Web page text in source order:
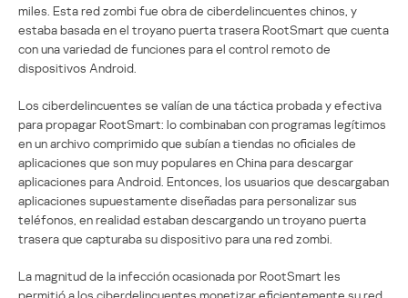
miles. Esta red zombi fue obra de ciberdelincuentes chinos, y
estaba basada en el troyano puerta trasera RootSmart que cuenta
con una variedad de funciones para el control remoto de
dispositivos Android.
Los ciberdelincuentes se valían de una táctica probada y efectiva
para propagar RootSmart: lo combinaban con programas legítimos
en un archivo comprimido que subían a tiendas no oficiales de
aplicaciones que son muy populares en China para descargar
aplicaciones para Android. Entonces, los usuarios que descargaban
aplicaciones supuestamente diseñadas para personalizar sus
teléfonos, en realidad estaban descargando un troyano puerta
trasera que capturaba su dispositivo para una red zombi.
La magnitud de la infección ocasionada por RootSmart les
permitió a los ciberdelincuentes monetizar eficientemente su red